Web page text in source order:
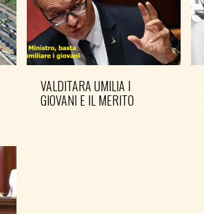
VALDITARA UMILIA I
GIOVANI E IL MERITO